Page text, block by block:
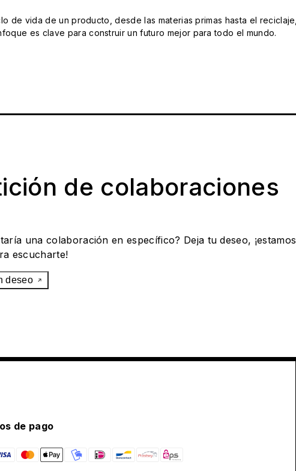
de vida de un producto, desde las materias primas hasta el
es clave para construir un futuro mejor para todo el mundo.
de colaboraciones
una colaboración en específico? Deja tu deseo, ¡estamos
escucharte!
deseo
de pago